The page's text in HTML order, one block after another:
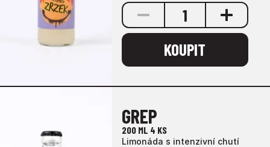
1
KOUPIT
GREP
200 ML 4 KS
Limonáda s intenzivní chutí